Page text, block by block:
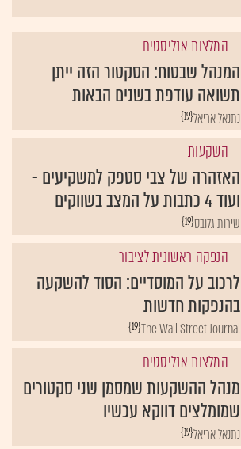
המנהל שבטוח: הסקטור הזה ייתן
תשואה עודפת בשנים הבאות
{19} נתנאל אריאל
האזהרה של צבי סטפק למשקיעים -
ועוד 4 כתבות על המצב בשווקים
{19}שירות גלובס
לרכוב על המוסדיים: הסוד להשקעה
בהנפקות חדשות
The Wall Street Journal
מנהל ההשקעות שמסמן שני סקטורים
שמומלצים דווקא עכשיו
{19}נתנאל אריאל